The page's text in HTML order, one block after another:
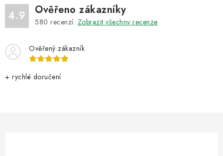
4.9 Ověřeno zákazníky
580 recenzí. Zobrazit všechny recenze
Ověřený zákazník
+ rychlé doručení